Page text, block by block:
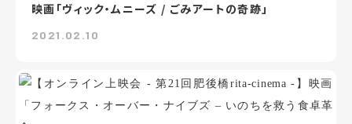
映画「ヴィック・ムニーズ / ごみアートの奇跡」
2021.02.10